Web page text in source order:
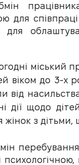
для
міський
віком до 3-х
від
дії щодо
з
перебування